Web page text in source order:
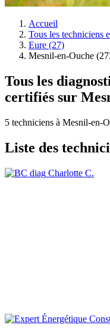
Accueil
Tous les techniciens
Eure (27)
Mesnil-en-Ouche
Tous les
certifiés sur
5 techniciens à Mesnil-en-
Liste des
Charlotte C.